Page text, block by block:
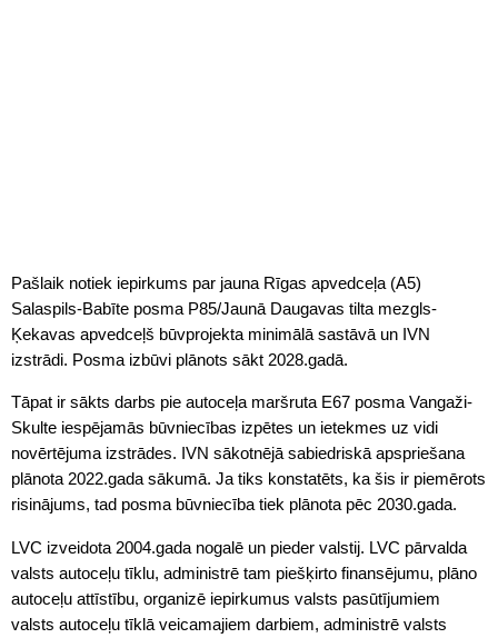
Pašlaik notiek iepirkums par jauna Rīgas apvedceļa (A5)
Salaspils-Babīte posma P85/Jaunā Daugavas tilta mezgls-
Ķekavas apvedceļš būvprojekta minimālā sastāvā un IVN
izstrādi. Posma izbūvi plānots sākt 2028.gadā.
Tāpat ir sākts darbs pie autoceļa maršruta E67 posma Vangaži-
Skulte iespējamās būvniecības izpētes un ietekmes uz vidi
novērtējuma izstrādes. IVN sākotnējā sabiedriskā apspriešana
plānota 2022.gada sākumā. Ja tiks konstatēts, ka šis ir piemērots
risinājums, tad posma būvniecība tiek plānota pēc 2030.gada.
LVC izveidota 2004.gada nogalē un pieder valstij. LVC pārvalda
valsts autoceļu tīklu, administrē tam piešķirto finansējumu, plāno
autoceļu attīstību, organizē iepirkumus valsts pasūtījumiem
valsts autoceļu tīklā veicamajiem darbiem, administrē valsts